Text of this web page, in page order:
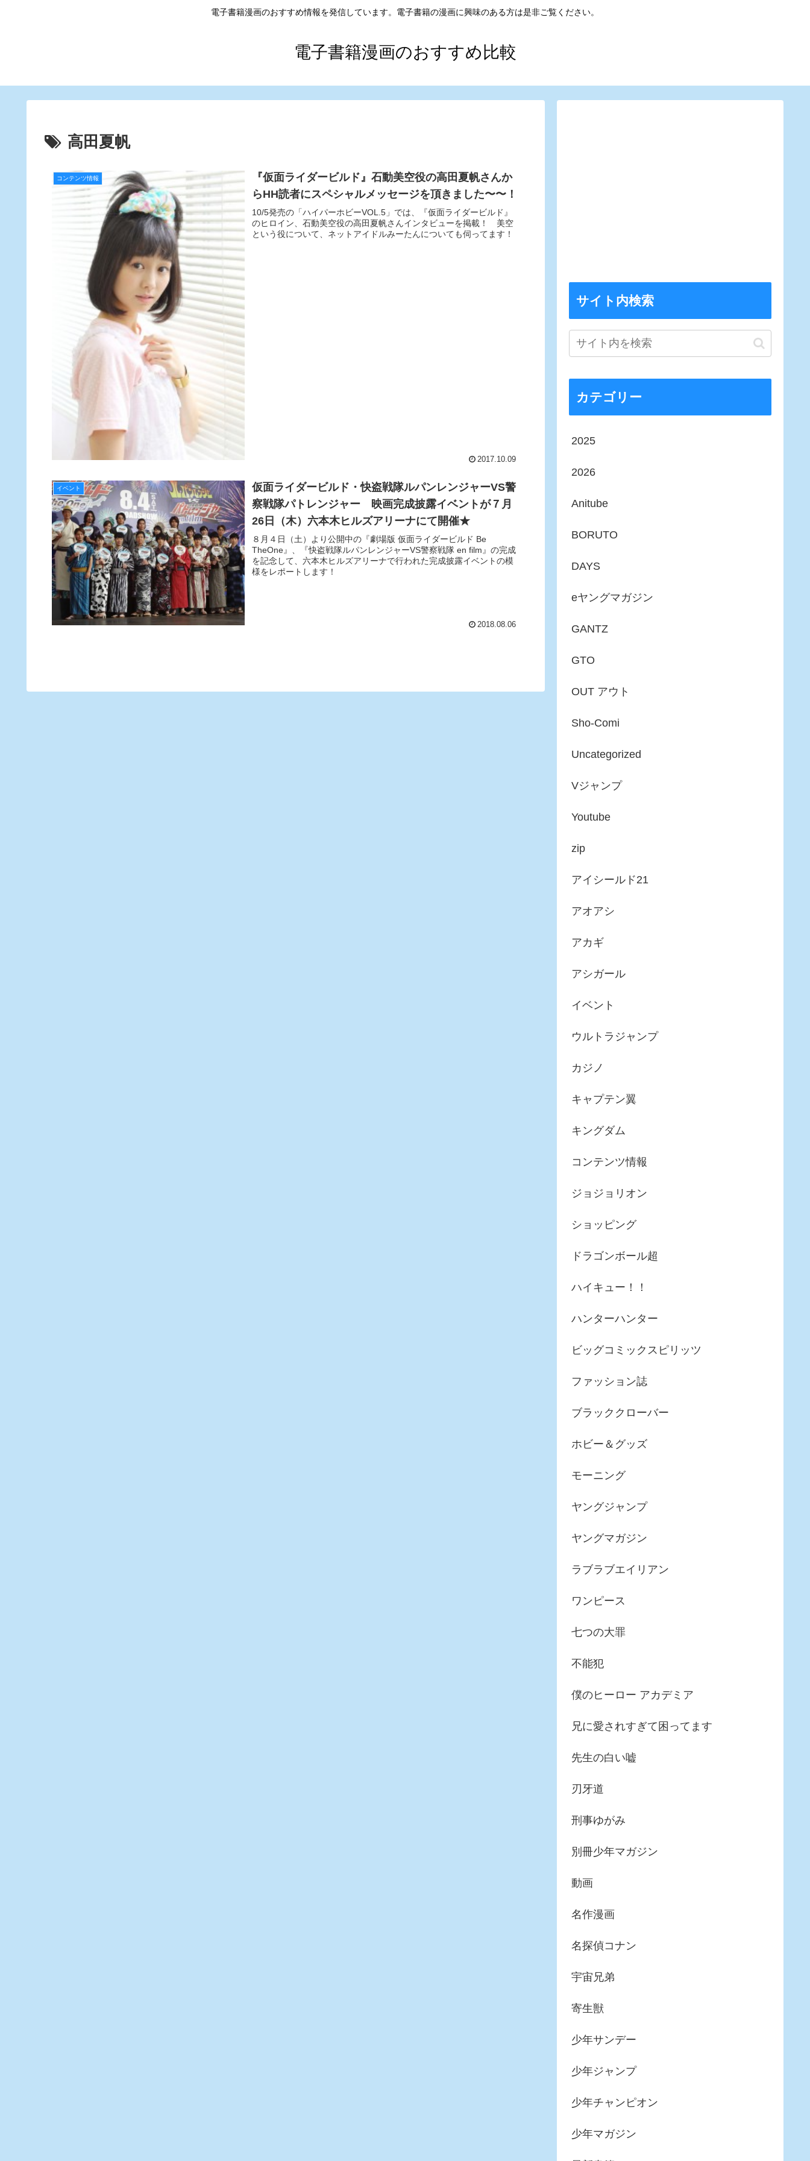
電子書籍漫画のおすすめ情報を発信しています。電子書籍の漫画に興味のある方は是非ご覧ください。
電子書籍漫画のおすすめ比較
高田夏帆
コンテンツ情報
『仮面ライダービルド』石動美空役の高田夏帆さんか
らHH読者にスペシャルメッセージを頂きました〜〜！
10/5発売の「ハイパーホビーVOL.5」では、『仮面ライダービルド』
のヒロイン、石動美空役の高田夏帆さんインタビューを掲載！ 美空
という役について、ネットアイドルみーたんについても伺ってます！
2017.10.09
イベント
仮面ライダービルド・快盗戦隊ルパンレンジャーVS警
察戦隊パトレンジャー 映画完成披露イベントが７月
26日（木）六本木ヒルズアリーナにて開催★
８月４日（土）より公開中の『劇場版 仮面ライダービルド Be
TheOne』、『快盗戦隊ルパンレンジャーVS警察戦隊 en film』の完成
を記念して、六本木ヒルズアリーナで行われた完成披露イベントの模
様をレポートします！
2018.08.06
サイト内検索
カテゴリー
2025
2026
Anitube
BORUTO
DAYS
eヤングマガジン
GANTZ
GTO
OUT アウト
Sho-Comi
Uncategorized
Vジャンプ
Youtube
zip
アイシールド21
アオアシ
アカギ
アシガール
イベント
ウルトラジャンプ
カジノ
キャプテン翼
キングダム
コンテンツ情報
ジョジョリオン
ショッピング
ドラゴンボール超
ハイキュー！！
ハンターハンター
ビッグコミックスピリッツ
ファッション誌
ブラッククローバー
ホビー＆グッズ
モーニング
ヤングジャンプ
ヤングマガジン
ラブラブエイリアン
ワンピース
七つの大罪
不能犯
僕のヒーロー アカデミア
兄に愛されすぎて困ってます
先生の白い嘘
刃牙道
刑事ゆがみ
別冊少年マガジン
動画
名作漫画
名探偵コナン
宇宙兄弟
寄生獣
少年サンデー
少年ジャンプ
少年チャンピオン
少年マガジン